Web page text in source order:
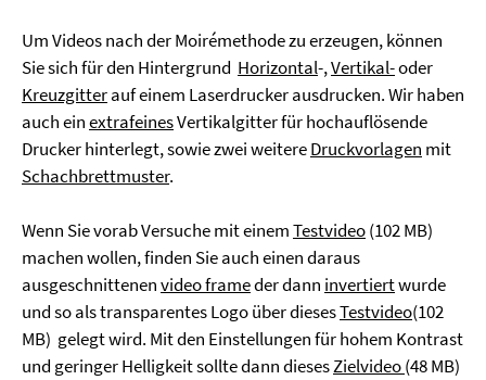
Um Videos nach der Moirémethode zu erzeugen, können
Sie sich für den Hintergrund Horizontal-,Vertikal-oder
Kreuzgitterauf einem Laserdrucker ausdrucken. Wir haben
auch einextrafeinesVertikalgitter für hochauflösende
Drucker hinterlegt, sowie zwei weitereDruckvorlagen mit
Schachbrettmuster.
Wenn Sie vorab Versuche mit einemTestvideo(102 MB)
machen wollen, finden Sie auch einen daraus
ausgeschnittenenvideo frameder dann invertiertwurde
und so als transparentes Logo über diesesTestvideo(102
MB) gelegt wird. Mit den Einstellungen für hohem Kontrast
und geringer Helligkeit sollte dann diesesZielvideo(48 MB)